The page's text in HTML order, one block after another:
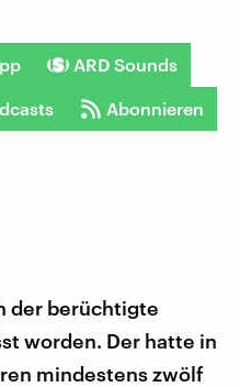
ARD Sounds
Abonnieren
der berüchtigte
worden. Der hatte in
mindestens zwölf